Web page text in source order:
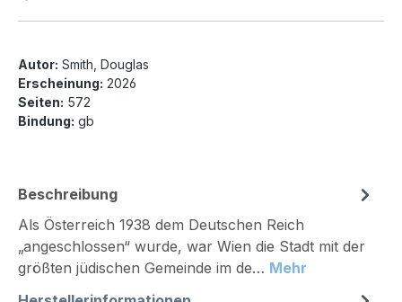
Autor: Smith, Douglas
Erscheinung: 2026
Seiten: 572
Bindung: gb
Beschreibung
Als Österreich 1938 dem Deutschen Reich
„angeschlossen“ wurde, war Wien die Stadt mit der
größten jüdischen Gemeinde im de… Mehr